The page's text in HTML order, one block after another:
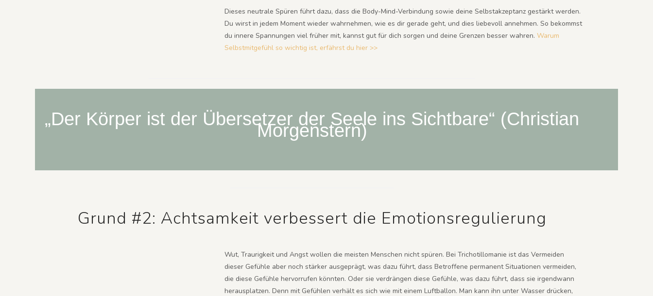
Dieses neutrale Spüren führt dazu, dass die Body-Mind-Verbindung sowie deine Selbstakzeptanz gestärkt werden.
Du wirst in jedem Moment wieder wahrnehmen, wie es dir gerade geht, und dies liebevoll annehmen. So bekommst
du innere Spannungen viel früher mit, kannst gut für dich sorgen und deine Grenzen besser wahren. Warum
Selbstmitgefühl so wichtig ist, erfährst du hier >>
„Der Körper ist der Übersetzer der Seele ins Sichtbare“ (Christian
Morgenstern)
Grund #2: Achtsamkeit verbessert die Emotionsregulierung
Wut, Traurigkeit und Angst wollen die meisten Menschen nicht spüren. Bei Trichotillomanie ist das Vermeiden
dieser Gefühle aber noch stärker ausgeprägt, was dazu führt, dass Betroffene permanent Situationen vermeiden,
die diese Gefühle hervorrufen könnten. Oder sie verdrängen diese Gefühle, was dazu führt, dass sie irgendwann
herausplatzen. Denn mit Gefühlen verhält es sich wie mit einem Luftballon. Man kann ihn unter Wasser drücken,